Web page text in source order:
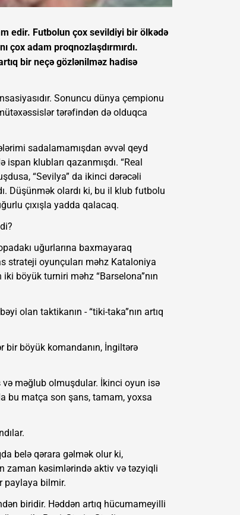
edir. Futbolun çox sevildiyi bir ölkədə
çox adam proqnozlaşdırmırdı.
bir neçə gözlənilməz hadisə
Sonuncu dünya çempionu
tərəfindən də olduqca
sadalamamışdan əvvəl qeyd
klubları qazanmışdı. “Real
“Sevilya” da ikinci dərəcəli
Düşünmək olardı ki, bu il klub futbolu
çıxışla yadda qalacaq.
uğurlarına baxmayaraq
strateji oyunçuları məhz Kataloniya
böyük turniri məhz “Barselona”nın
olan taktikanın - “tiki-taka”nın artıq
bir böyük komandanın, İngiltərə
və məğlub olmuşdular. İkinci oyun isə
bu matça son şans, tamam, yoxsa
belə qərara gəlmək olur ki,
zaman kəsimlərində aktiv və təzyiqli
paylaya bilmir.
biridir. Həddən artıq hücumameyilli